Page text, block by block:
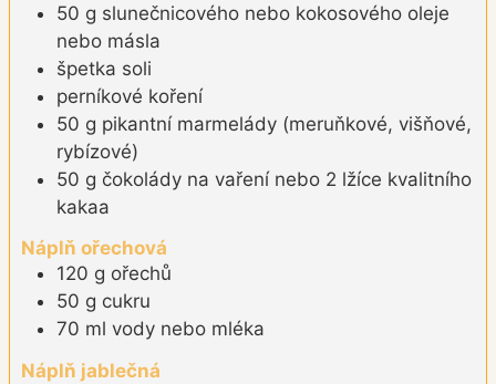
50 g slunečnicového nebo kokosového oleje
nebo másla
špetka soli
perníkové koření
50 g pikantní marmelády (meruňkové, višňové,
rybízové)
50 g čokolády na vaření nebo 2 lžíce kvalitního
kakaa
Náplň ořechová
120 g ořechů
50 g cukru
70 ml vody nebo mléka
Náplň jablečná